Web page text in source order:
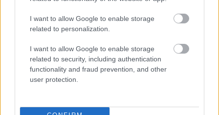
I want to allow Google to enable storage
related to personalization.
I want to allow Google to enable storage
related to security, including authentication
functionality and fraud prevention, and other
user protection.
közönség most láthat először. A Centrál Színház
előadásában Básti Juli és Borbély Alexandra mellett
Mészáros Piroska, Buza Tímea, Fehér Tibor, Ódor
Kristóf, Rada Bálint, Cserna Antal, Hőnig Emma,
Maszlag Bálint, Schmidt Sára, Kramer Lujzi és Pálfi
Dávid lépnek színpadra.